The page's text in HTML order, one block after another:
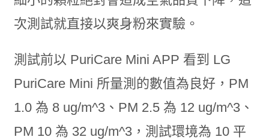
次測試就直接以爽身粉來實驗。
測試前以 PuriCare Mini APP 看到 LG
PuriCare Mini 所量測的數值為良好，PM
1.0 為 8 ug/m^3、PM 2.5 為 12 ug/m^3、
PM 10 為 32 ug/m^3，測試環境為 10 平